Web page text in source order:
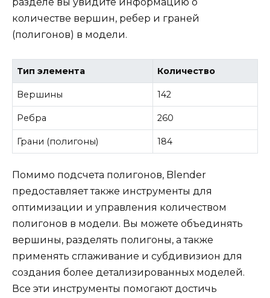
количестве вершин, ребер и граней
(полигонов) в модели.
Тип элемента Количество
Вершины 142
Ребра 260
Грани (полигоны) 184
Помимо подсчета полигонов, Blender
предоставляет также инструменты для
оптимизации и управления количеством
полигонов в модели. Вы можете объединять
вершины, разделять полигоны, а также
применять сглаживание и субдивизион для
создания более детализированных моделей.
Все эти инструменты помогают достичь